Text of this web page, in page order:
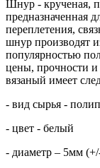
Шнур - крученая,
предназначенная
переплетения,
шнур производят
популярностью
цены, прочности
вязаный имеет
- вид сырья -
- цвет - белый
- диаметр – 5мм